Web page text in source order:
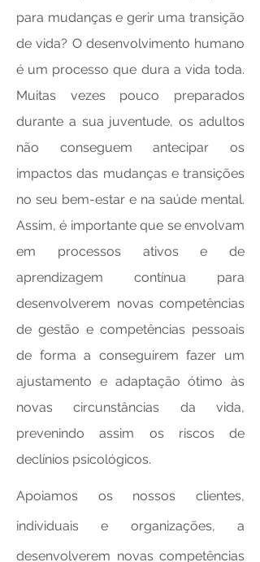
para mudanças e gerir uma transição
de vida? O desenvolvimento humano
é um processo que dura a vida toda.
Muitas vezes pouco preparados
durante a sua juventude, os adultos
não conseguem antecipar os
impactos das mudanças e transições
no seu bem-estar e na saúde mental.
Assim, é importante que se envolvam
em processos ativos e de
aprendizagem contínua para
desenvolverem novas competências
de gestão e competências pessoais
de forma a conseguirem fazer um
ajustamento e adaptação ótimo às
novas circunstâncias da vida,
prevenindo assim os riscos de
declínios psicológicos.
Apoiamos os nossos clientes,
individuais e organizações, a
desenvolverem novas competências